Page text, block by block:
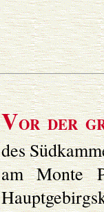
VOR DER
des
am Monte